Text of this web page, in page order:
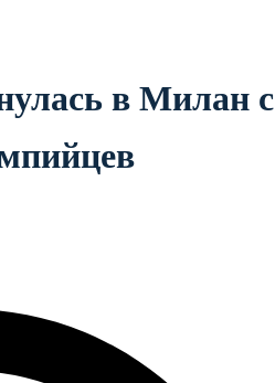
в Милан с